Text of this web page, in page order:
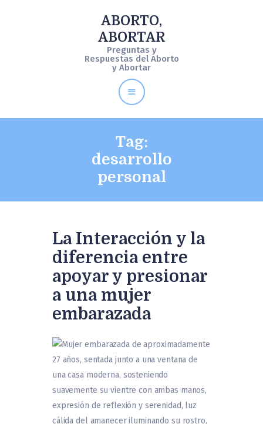
ABORTO,
ABORTAR
Preguntas y
Respuestas del Aborto
y Abortar
Tag:
desarrollo
personal
ABORTO, ABORTAR
Preguntas y Respuestas del Aborto y Abortar
Qué es Aborto
Aborto Legal
Como Aborto
Preguntas y Respuestas
La Interacción y la
diferencia entre
apoyar y presionar
a una mujer
embarazada